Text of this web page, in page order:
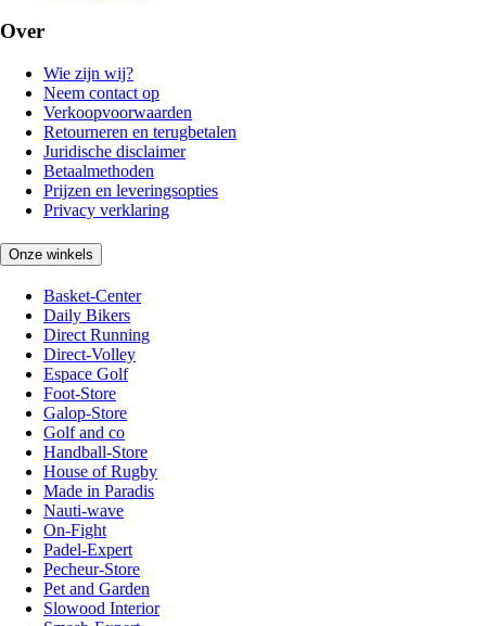
Over
Wie zijn wij?
Neem contact op
Verkoopvoorwaarden
Retourneren en terugbetalen
Juridische disclaimer
Betaalmethoden
Prijzen en leveringsopties
Privacy verklaring
Onze winkels
Basket-Center
Daily Bikers
Direct Running
Direct-Volley
Espace Golf
Foot-Store
Galop-Store
Golf and co
Handball-Store
House of Rugby
Made in Paradis
Nauti-wave
On-Fight
Padel-Expert
Pecheur-Store
Pet and Garden
Slowood Interior